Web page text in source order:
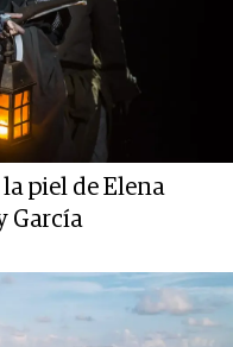
piel de Elena
García